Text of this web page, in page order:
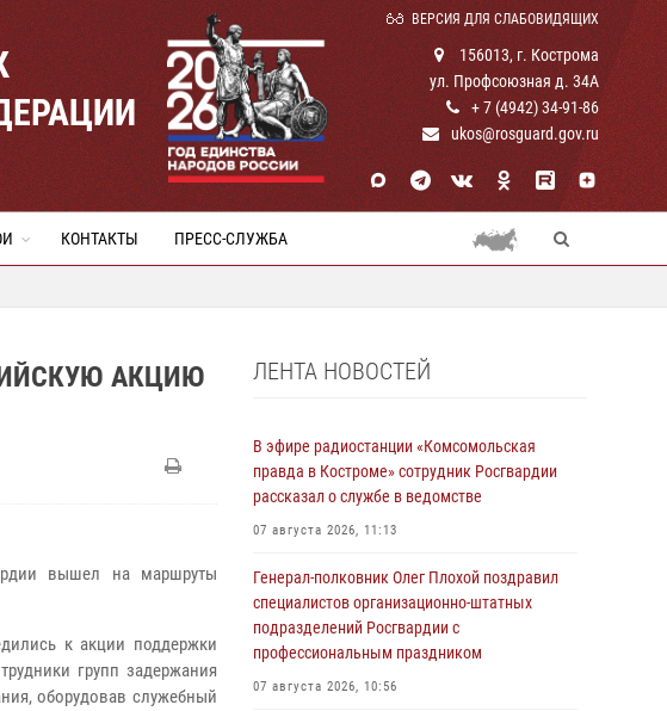
ВЕРСИЯ ДЛЯ СЛАБОВИДЯЩИХ
156013, г. Кострома
ул. Профсоюзная д. 34А
+ 7 (4942) 34-91-86
ukos@rosguard.gov.ru
КОНТАКТЫ ПРЕСС-СЛУЖБА
АКЦИЮ
вышел на маршруты
к акции поддержки
групп задержания
оборудовав служебный
ЛЕНТА НОВОСТЕЙ
В эфире радиостанции «Комсомольская
правда в Костроме» сотрудник Росгвардии
рассказал о службе в ведомстве
07 августа 2026, 11:13
Генерал-полковник Олег Плохой поздравил
специалистов организационно-штатных
подразделений Росгвардии с
профессиональным праздником
07 августа 2026, 10:56